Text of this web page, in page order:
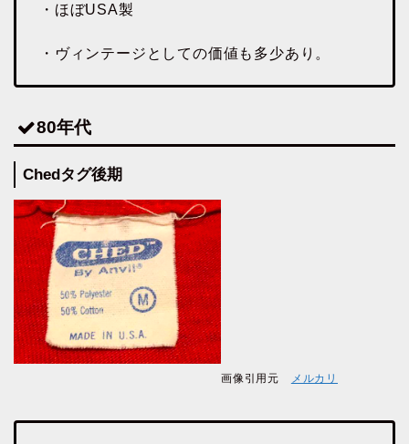
・ほぼUSA製
・ヴィンテージとしての価値も多少あり。
80年代
Chedタグ後期
画像引用元 メルカリ